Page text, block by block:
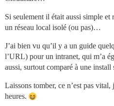
Si seulement il était aussi simple et
un réseau local isolé (ou pas)…
J’ai bien vu qu’il y a un guide
l’URL) pour un intranet, qui m’a
aussi, surtout comparé à une install
Laissons tomber, ce n’est pas vital,
heures.